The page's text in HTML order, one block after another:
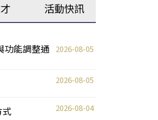
活動快訊
功能調整通
2026-08-05
2026-08-05
2026-08-04